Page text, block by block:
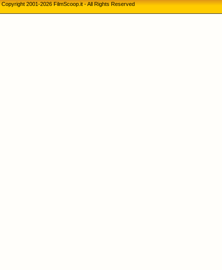
Copyright 2001-2026 FilmScoop.it - All Rights Reserved